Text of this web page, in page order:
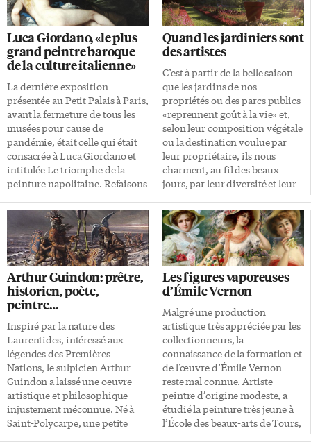
Luca Giordano, «le plus
grand peintre baroque
de la culture italienne»
La dernière exposition
présentée au Petit Palais à Paris,
avant la fermeture de tous les
musées pour cause de
pandémie, était celle qui était
consacrée à Luca Giordano et
intitulée Le triomphe de la
peinture napolitaine. Refaisons
célèbre en son temps, dont nous
avons seulement mentionné le
nom dans notre article sur
Venise, la ville la plus curieuse
du monde. Parmi les quelque
90 églises de Venise, celle de la
Saulte mérite de retenir
l’attention. C’est une église en
rotonde et un véritable musée.
Et trois retables de Luca
Giordano ornent les chapelles
de droite, et […]
Quand les jardiniers sont
des artistes
C’est à partir de la belle saison
que les jardins de nos
propriétés ou des parcs publics
«reprennent goût à la vie» et,
selon leur composition végétale
ou la destination voulue par
leur propriétaire, ils nous
charment, au fil des beaux
jours, par leur diversité et leur
jardiniers sont de véritables
artistes, et il est heureux que les
éditions Faton nous fassent
découvrir l’art du jardinage
avec un numéro 358 de son
magazine Objet d’Art consacré
aux jardins remarquables de
France. C’est l’occasion de
découvrir des œuvres d’art
dont on parle peu ou même pas
du […]
Arthur Guindon: prêtre,
historien, poète,
peintre…
Inspiré par la nature des
Laurentides, intéressé aux
légendes des Premières
Nations, le sulpicien Arthur
Guindon a laissé une oeuvre
artistique et philosophique
injustement méconnue. Né à
Saint-Polycarpe, une petite
Les figures vaporeuses
d’Émile Vernon
Malgré une production
artistique très appréciée par les
collectionneurs, la
connaissance de la formation et
de l’œuvre d’Émile Vernon
reste mal connue. Artiste
peintre d’origine modeste, a
étudié la peinture très jeune à
l’École des beaux-arts de Tours,